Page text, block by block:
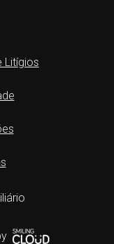
Litígios